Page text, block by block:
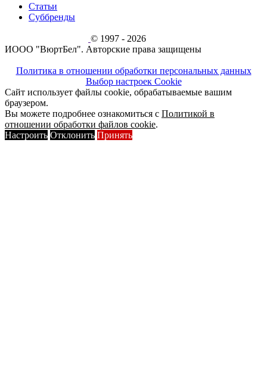
Статьи
Суббренды
© 1997 - 2026
ИООО "ВюртБел". Авторские права защищены
Политика в отношении обработки персональных данных
Выбор настроек Cookie
Сайт использует файлы cookie, обрабатываемые вашим
браузером.
Вы можете подробнее ознакомиться с Политикой в
отношении обработки файлов cookie.
Настроить Отклонить Принять